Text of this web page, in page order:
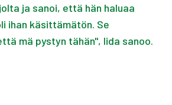
ja sanoi, että hän haluaa
ihan käsittämätön. Se
mä pystyn tähän", Iida sanoo.